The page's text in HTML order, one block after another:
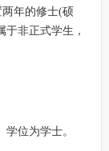
年的修士(硕
于非正式学生，
位为学士。